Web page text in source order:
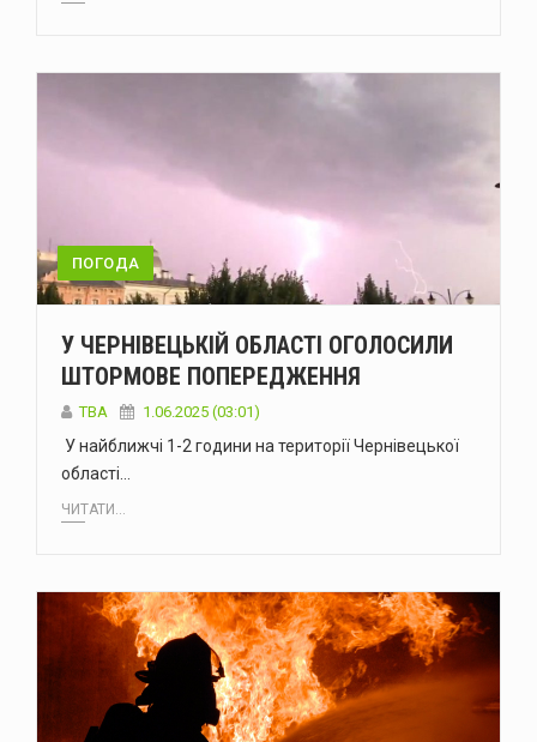
ПОГОДА
У ЧЕРНІВЕЦЬКІЙ ОБЛАСТІ ОГОЛОСИЛИ
ШТОРМОВЕ ПОПЕРЕДЖЕННЯ
ТВА 1.06.2025 (03:01)
У найближчі 1-2 години на території Чернівецької
області…
ЧИТАТИ...